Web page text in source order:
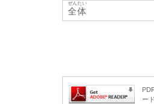
全体
ぜんたい
ー